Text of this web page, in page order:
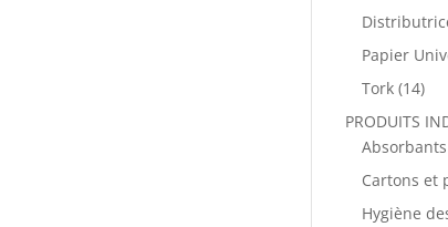
Papier
Tork (14)
PRODUITS
Absorbants
Cartons et
Hygiène